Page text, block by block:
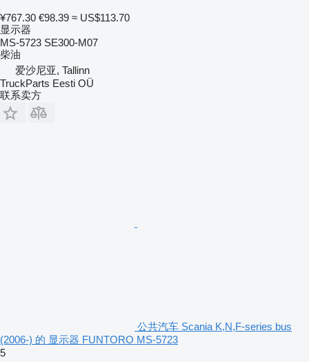
¥767.30 €98.39 ≈ US$113.70
显示器
MS-5723 SE300-M07
柴油
爱沙尼亚, Tallinn
TruckParts Eesti OÜ
联系卖方
公共汽车 Scania K,N,F-series bus
(2006-) 的 显示器 FUNTORO MS-5723
5